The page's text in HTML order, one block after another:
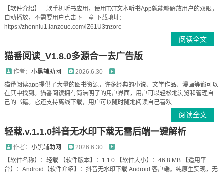
【软件介绍】一款手机听书应用，使用TXT文本听书App就能够解放用户的双眼，
自动播放，不需要用户点击下一章 下载地址：
https://zhenniu1.lanzoue.com/iZ61U3tnzorc
阅读全文
猫番阅读_V1.8.0多源合一去广告版
作者： 小黑辅助网
2026.6.30
猫番阅读app提供了大量的图书资源，许多经典的小说、文学作品、漫画等都可以
在其中找到。猫番阅读拥有简洁明了的用户界面，用户可以轻松地浏览和管理自
己的书籍。它还支持离线下载，用户可以随时随地阅读自己喜欢...
阅读全文
轻载.v.1.1.0抖音无水印下载无需后端一键解析
作者： 小黑辅助网
2026.6.30
【软件名称】：轻载 【软件版本】：1.1.0 【软件大小】：46.8 MB 【适用平
台】：Android【软件介绍】：抖音无水印下载 Android 客户端。纯原生实现，无